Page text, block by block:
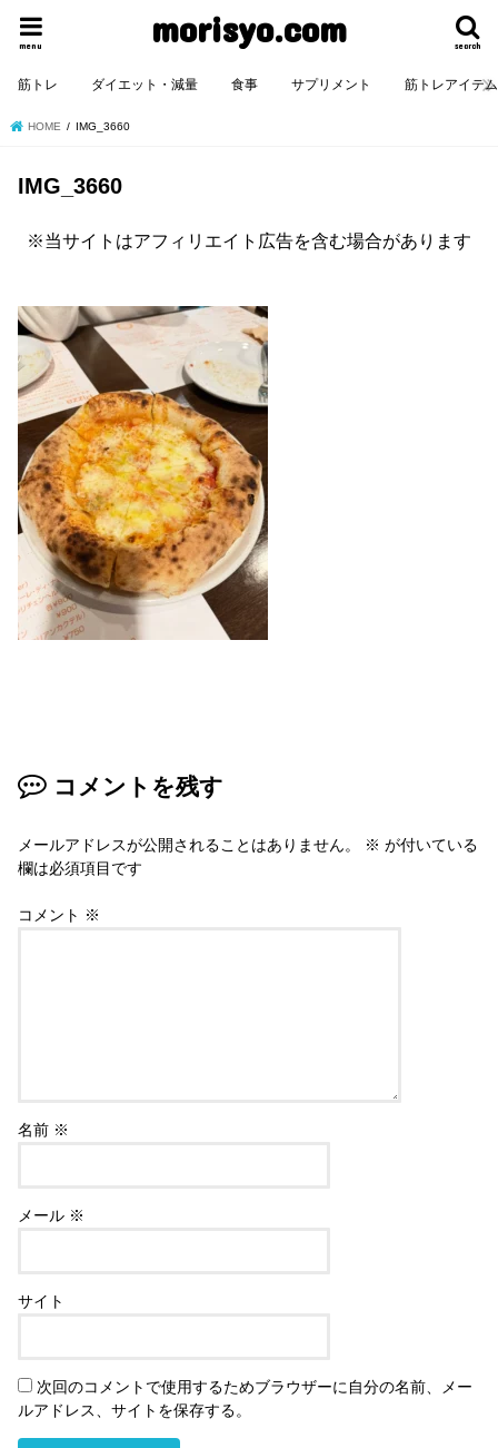
morisyo.com search
menu
筋トレ ダイエット・減量 食事 サプリメント 筋トレアイテム
HOME IMG_3660
IMG_3660
※当サイトはアフィリエイト広告を含む場合があります
コメントを残す
メールアドレスが公開されることはありません。 ※ が付いている
欄は必須項目です
コメント ※
名前 ※
メール ※
サイト
次回のコメントで使用するためブラウザーに自分の名前、メー
ルアドレス、サイトを保存する。